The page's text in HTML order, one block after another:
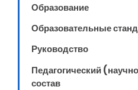
Образование
Образовательные
Руководство
Педагогический
состав